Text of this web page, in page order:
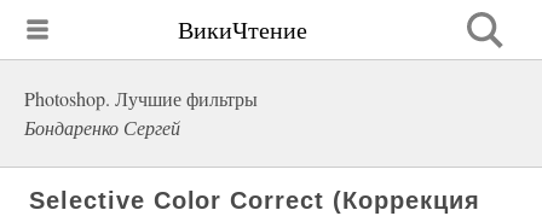
ВикиЧтение
Photoshop. Лучшие фильтры
Бондаренко Сергей
Selective Color Correct (Коррекция